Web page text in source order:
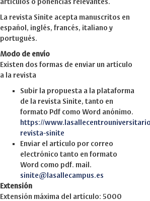
artículos o ponencias relevantes.
La revista Sinite acepta manuscritos en
español, inglés, francés, italiano y
portugués.
Modo de envío
Existen dos formas de enviar un artículo
a la revista
Subir la propuesta a la plataforma
de la revista Sinite, tanto en
formato Pdf como Word anónimo.
https://
revista-sinite
Enviar el artículo por correo
electrónico tanto en formato
Word como pdf. mail.
sinite@lasallecampus.es
Extensión
Extensión máxima del artículo: 5000